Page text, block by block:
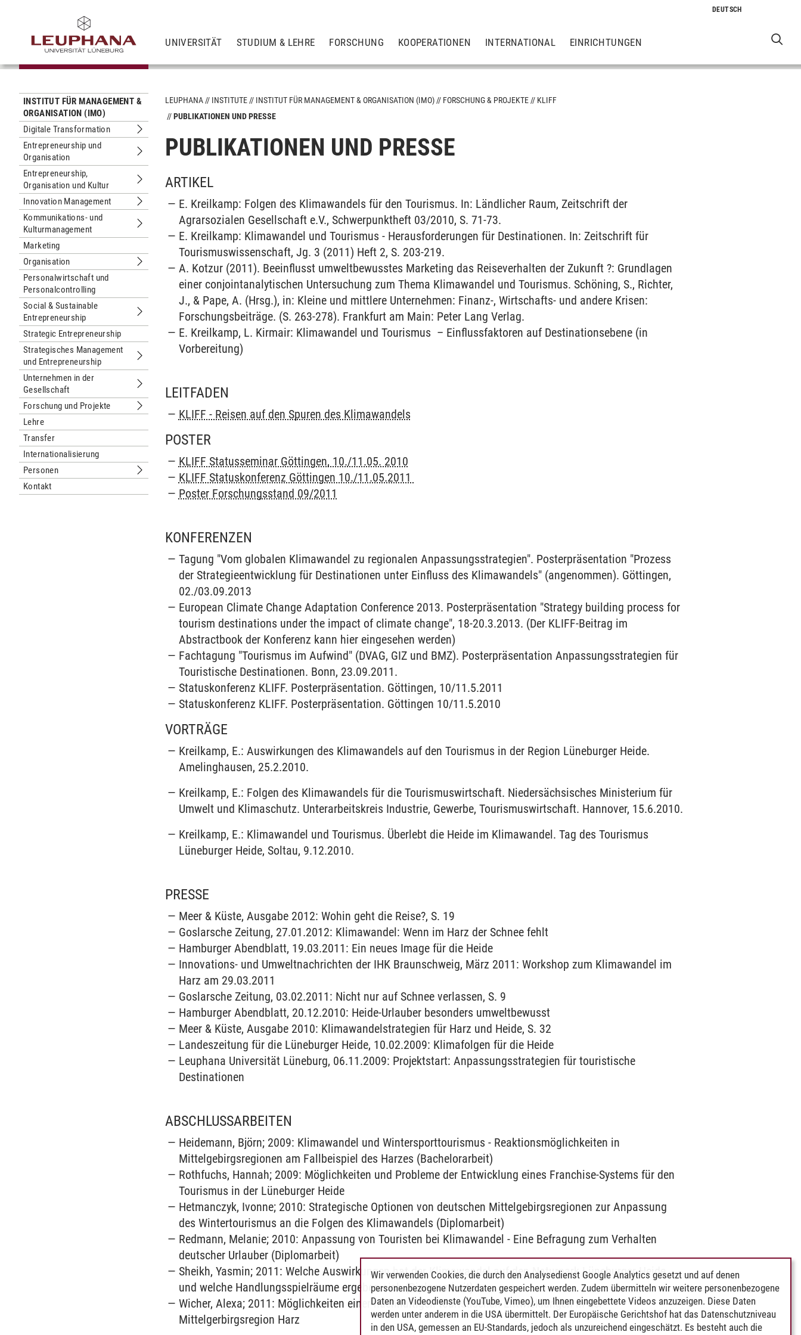
UNIVERSITÄT STUDIUM & LEHRE FORSCHUNG KOOPERATIONEN INTERNATIONAL EINRICHTUNGEN
INSTITUT FÜR MANAGEMENT &
ORGANISATION (IMO)
Digitale Transformation
Untermenu Digitale Transformation
Entrepreneurship und
Organisation
Untermenu Entrepreneurship und Organisation
Entrepreneurship,
Organisation und Kultur
Untermenu Entrepreneurship, Organisation und Kultur
Innovation Management
Untermenu Innovation Management
Kommunikations- und
Kulturmanagement
Untermenu Kommunikations- und Kulturmanagement
Marketing
Organisation
Untermenu Organisation
Personalwirtschaft und
Personalcontrolling
Social & Sustainable
Entrepreneurship
Untermenu Social & Sustainable Entrepreneurship
Strategic Entrepreneurship
Strategisches Management
und Entrepreneurship
Untermenu Strategisches Management und Entrepreneurship
Unternehmen in der
Gesellschaft
Untermenu Unternehmen in der Gesellschaft
Forschung und Projekte
Untermenu Forschung und Projekte
Lehre
Transfer
Internationalisierung
Personen
Untermenu Personen
Kontakt
LEUPHANA INSTITUTE INSTITUT FÜR MANAGEMENT & ORGANISATION (IMO) FORSCHUNG & PROJEKTE
KLIFF
PUBLIKATIONEN UND PRESSE
PUBLIKATIONEN UND PRESSE
ARTIKEL
E. Kreilkamp: Folgen des Klimawandels für den Tourismus. In: Ländlicher Raum, Zeitschrift der
Agrarsozialen Gesellschaft e.V., Schwerpunktheft 03/2010, S. 71-73.
E. Kreilkamp: Klimawandel und Tourismus - Herausforderungen für Destinationen. In: Zeitschrift für
Tourismuswissenschaft, Jg. 3 (2011) Heft 2, S. 203-219.
A. Kotzur (2011). Beeinflusst umweltbewusstes Marketing das Reiseverhalten der Zukunft ?: Grundlagen
einer conjointanalytischen Untersuchung zum Thema Klimawandel und Tourismus. Schöning, S., Richter,
J., & Pape, A. (Hrsg.), in: Kleine und mittlere Unternehmen: Finanz-, Wirtschafts- und andere Krisen:
Forschungsbeiträge. (S. 263-278). Frankfurt am Main: Peter Lang Verlag.
E. Kreilkamp, L. Kirmair: Klimawandel und Tourismus – Einflussfaktoren auf Destinationsebene (in
Vorbereitung)
LEITFADEN
KLIFF - Reisen auf den Spuren des Klimawandels
POSTER
KLIFF Statusseminar Göttingen, 10./11.05. 2010
KLIFF Statuskonferenz Göttingen 10./11.05.2011
Poster Forschungsstand 09/2011
KONFERENZEN
Tagung "Vom globalen Klimawandel zu regionalen Anpassungsstrategien". Posterpräsentation "Prozess
der Strategieentwicklung für Destinationen unter Einfluss des Klimawandels" (angenommen). Göttingen,
02./03.09.2013
European Climate Change Adaptation Conference 2013. Posterpräsentation "Strategy building process for
tourism destinations under the impact of climate change", 18-20.3.2013. (Der KLIFF-Beitrag im
Abstractbook der Konferenz kann hier eingesehen werden)
Fachtagung "Tourismus im Aufwind" (DVAG, GIZ und BMZ). Posterpräsentation Anpassungsstrategien für
Touristische Destinationen. Bonn, 23.09.2011.
Statuskonferenz KLIFF. Posterpräsentation. Göttingen, 10/11.5.2011
Statuskonferenz KLIFF. Posterpräsentation. Göttingen 10/11.5.2010
VORTRÄGE
Kreilkamp, E.: Auswirkungen des Klimawandels auf den Tourismus in der Region Lüneburger Heide.
Amelinghausen, 25.2.2010.
Kreilkamp, E.: Folgen des Klimawandels für die Tourismuswirtschaft. Niedersächsisches Ministerium für
Umwelt und Klimaschutz. Unterarbeitskreis Industrie, Gewerbe, Tourismuswirtschaft. Hannover, 15.6.2010.
Kreilkamp, E.: Klimawandel und Tourismus. Überlebt die Heide im Klimawandel. Tag des Tourismus
Lüneburger Heide, Soltau, 9.12.2010.
PRESSE
Meer & Küste, Ausgabe 2012: Wohin geht die Reise?, S. 19
Goslarsche Zeitung, 27.01.2012: Klimawandel: Wenn im Harz der Schnee fehlt
Hamburger Abendblatt, 19.03.2011: Ein neues Image für die Heide
Innovations- und Umweltnachrichten der IHK Braunschweig, März 2011: Workshop zum Klimawandel im
Harz am 29.03.2011
Goslarsche Zeitung, 03.02.2011: Nicht nur auf Schnee verlassen, S. 9
Hamburger Abendblatt, 20.12.2010: Heide-Urlauber besonders umweltbewusst
Meer & Küste, Ausgabe 2010: Klimawandelstrategien für Harz und Heide, S. 32
Landeszeitung für die Lüneburger Heide, 10.02.2009: Klimafolgen für die Heide
Leuphana Universität Lüneburg, 06.11.2009: Projektstart: Anpassungsstrategien für touristische
Destinationen
ABSCHLUSSARBEITEN
Heidemann, Björn; 2009: Klimawandel und Wintersporttourismus - Reaktionsmöglichkeiten in
Mittelgebirgsregionen am Fallbeispiel des Harzes (Bachelorarbeit)
Rothfuchs, Hannah; 2009: Möglichkeiten und Probleme der Entwicklung eines Franchise-Systems für den
Tourismus in der Lüneburger Heide
Hetmanczyk, Ivonne; 2010: Strategische Optionen von deutschen Mittelgebirgsregionen zur Anpassung
des Wintertourismus an die Folgen des Klimawandels (Diplomarbeit)
Redmann, Melanie; 2010: Anpassung von Touristen bei Klimawandel - Eine Befragung zum Verhalten
deutscher Urlauber (Diplomarbeit)
Sheikh, Yasmin; 2011: Welche Auswirkungen hat der Klimawandel auf den Naturpark Lüneburger Heide
und welche Handlungsspielräume ergeben sich (Diplomarbeit)
Wicher, Alexa; 2011: Möglichkeiten einer nachhaltigen touristischen Entwicklungen in der
Mittelgerbirgsregion Harz
Wir verwenden Cookies, die durch den Analysedienst Google Analytics gesetzt und auf denen
personenbezogene Nutzerdaten gespeichert werden. Zudem übermitteln wir weitere personenbezogene
Daten an Videodienste (YouTube, Vimeo), um Ihnen eingebettete Videos anzuzeigen. Diese Daten
werden unter anderem in die USA übermittelt. Der Europäische Gerichtshof hat das Datenschutzniveau
in den USA, gemessen an EU-Standards, jedoch als unzureichend eingeschätzt. Es besteht auch die